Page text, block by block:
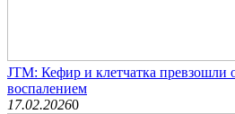
JTM: Кефир и клетчатка превзошли
воспалением
17.02.20260